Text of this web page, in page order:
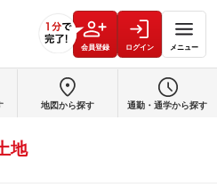
会員登録 ログイン メニュー
地
地図から探す 通勤・通学から探す